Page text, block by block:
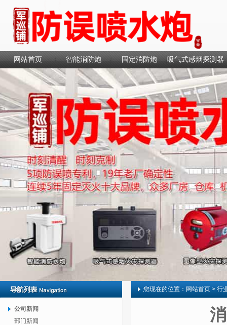
网站首页 智能消防炮 固定消防炮 吸气式感烟探测器
联系我们
公司新闻
部门新闻
您现在的位置： 网站首页 > 行